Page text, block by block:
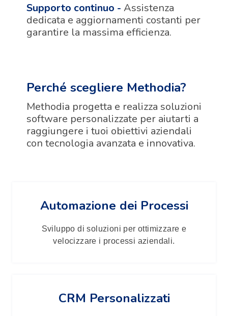
Supporto continuo - Assistenza
dedicata e aggiornamenti costanti per
garantire la massima efficienza.
Perché scegliere Methodia?
Methodia progetta e realizza soluzioni
software personalizzate per aiutarti a
raggiungere i tuoi obiettivi aziendali
con tecnologia avanzata e innovativa.
Automazione dei Processi
Sviluppo di soluzioni per ottimizzare e
velocizzare i processi aziendali.
CRM Personalizzati